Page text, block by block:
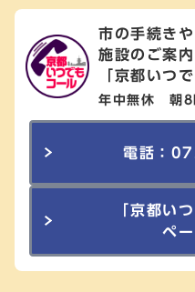
市の手続き
施設のご案
「京都いつ
年中無休 朝8
電話：
「京都い
ペ